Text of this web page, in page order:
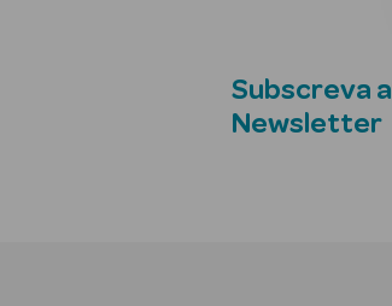
Subscreva a
Newsletter